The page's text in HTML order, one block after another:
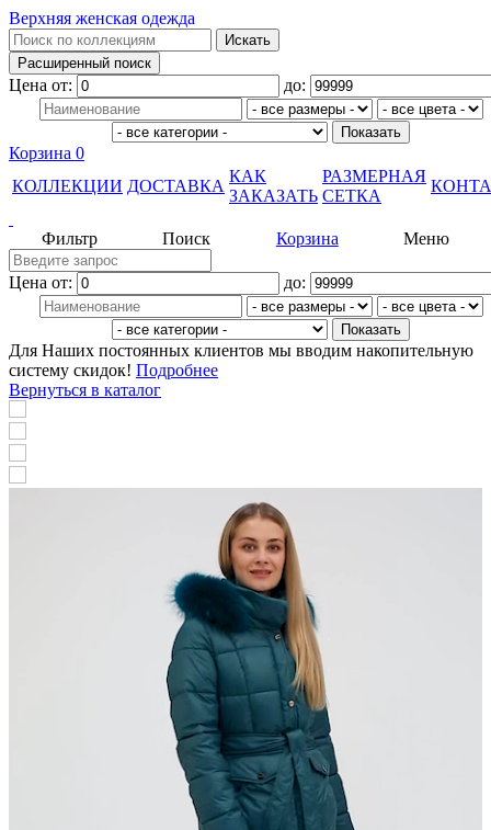
Верхняя женская одежда
Цена от: до:
Корзина 0
КОЛЛЕКЦИИ ДОСТАВКА
КАК
ЗАКАЗАТЬ
РАЗМЕРНАЯ
СЕТКА
Меню
Корзина
Поиск
Фильтр
Цена от: до:
Для Наших постоянных клиентов мы вводим накопительную
систему скидок! Подробнее
Вернуться в каталог